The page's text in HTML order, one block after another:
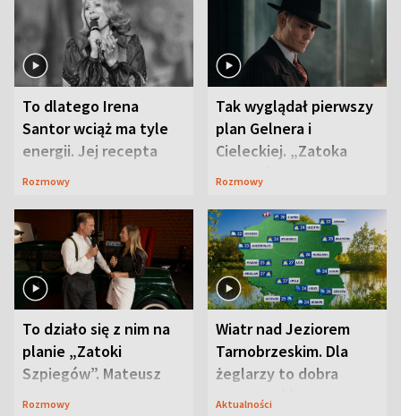
To dlatego Irena
Santor wciąż ma tyle
energii. Jej recepta
jest zaskakująco
Rozmowy
Tak wyglądał pierwszy
plan Gelnera i
Cieleckiej. „Zatoka
szpiegów” od razu ich
Rozmowy
To działo się z nim na
planie „Zatoki
Szpiegów”. Mateusz
Janicki odsłonił
Rozmowy
Wiatr nad Jeziorem
Tarnobrzeskim. Dla
żeglarzy to dobra
wiadomość
Aktualności